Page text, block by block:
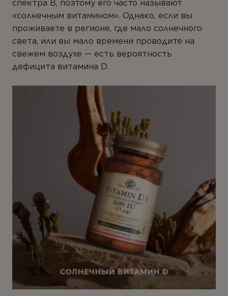
спектра B, поэтому его часто называют
«солнечным витамином». Однако, если вы
проживаете в регионе, где мало солнечного
света, или вы мало времени проводите на
свежем воздухе — есть вероятность
дефицита витамина D.